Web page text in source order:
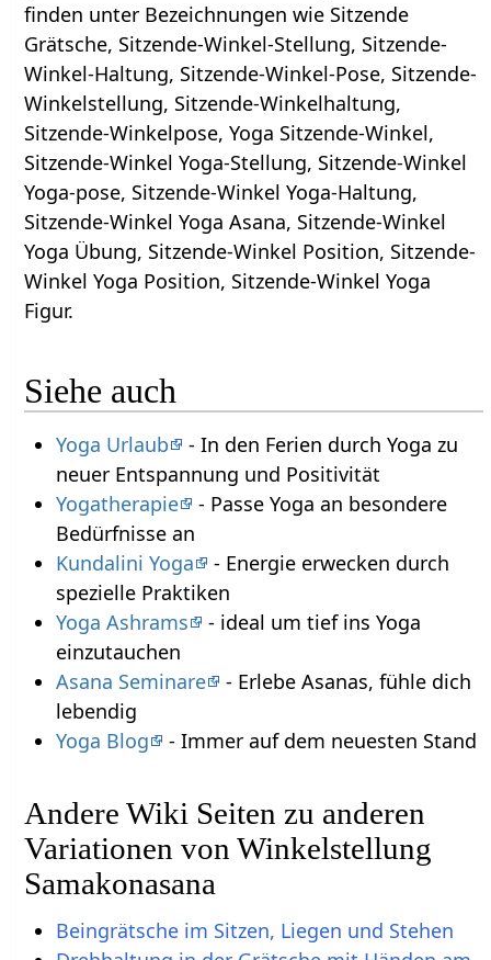
finden unter Bezeichnungen wie Sitzende
Grätsche, Sitzende-Winkel-Stellung, Sitzende-
Winkel-Haltung, Sitzende-Winkel-Pose, Sitzende-
Winkelstellung, Sitzende-Winkelhaltung,
Sitzende-Winkelpose, Yoga Sitzende-Winkel,
Sitzende-Winkel Yoga-Stellung, Sitzende-Winkel
Yoga-pose, Sitzende-Winkel Yoga-Haltung,
Sitzende-Winkel Yoga Asana, Sitzende-Winkel
Yoga Übung, Sitzende-Winkel Position, Sitzende-
Winkel Yoga Position, Sitzende-Winkel Yoga
Figur.
Siehe auch
Yoga Urlaub
- In den Ferien durch Yoga zu
neuer Entspannung und Positivität
Yogatherapie
- Passe Yoga an besondere
Bedürfnisse an
Kundalini Yoga
- Energie erwecken durch
spezielle Praktiken
Yoga Ashrams
- ideal um tief ins Yoga
einzutauchen
Asana Seminare
- Erlebe Asanas, fühle dich
lebendig
Yoga Blog
- Immer auf dem neuesten Stand
Andere Wiki Seiten zu anderen
Variationen von Winkelstellung
Samakonasana
Beingrätsche im Sitzen, Liegen und Stehen